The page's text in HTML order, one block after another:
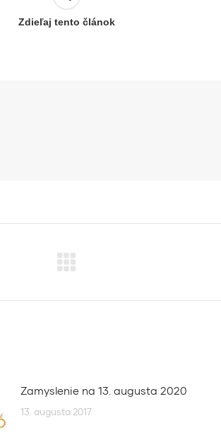
Zdieľaj tento článok
Zamyslenie na 13. augusta 2020
13. augusta 2017